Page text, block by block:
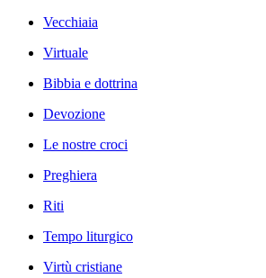
Vecchiaia
Virtuale
Bibbia e dottrina
Devozione
Le nostre croci
Preghiera
Riti
Tempo liturgico
Virtù cristiane